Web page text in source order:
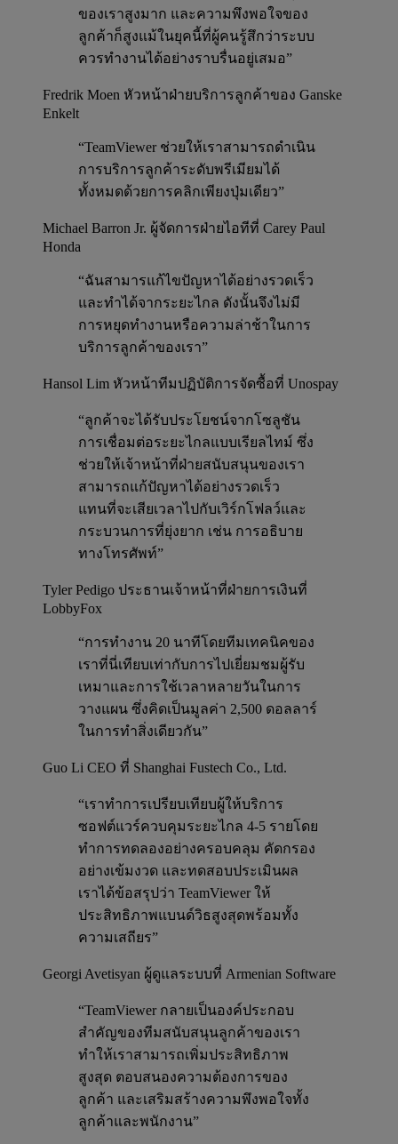
ของเราสูงมาก และความพึงพอใจของ
ลูกค้าก็สูงแม้ในยุคนี้ที่ผู้คนรู้สึกว่าระบบ
ควรทำงานได้อย่างราบรื่นอยู่เสมอ”
Fredrik Moen หัวหน้าฝ่ายบริการลูกค้าของ Ganske
Enkelt
“TeamViewer ช่วยให้เราสามารถดำเนิน
การบริการลูกค้าระดับพรีเมียมได้
ทั้งหมดด้วยการคลิกเพียงปุ่มเดียว”
Michael Barron Jr. ผู้จัดการฝ่ายไอทีที่ Carey Paul
Honda
“ฉันสามารแก้ไขปัญหาได้อย่างรวดเร็ว
และทำได้จากระยะไกล ดังนั้นจึงไม่มี
การหยุดทำงานหรือความล่าช้าในการ
บริการลูกค้าของเรา”
Hansol Lim หัวหน้าทีมปฏิบัติการจัดซื้อที่ Unospay
“ลูกค้าจะได้รับประโยชน์จากโซลูชัน
การเชื่อมต่อระยะไกลแบบเรียลไทม์ ซึ่ง
ช่วยให้เจ้าหน้าที่ฝ่ายสนับสนุนของเรา
สามารถแก้ปัญหาได้อย่างรวดเร็ว
แทนที่จะเสียเวลาไปกับเวิร์กโฟลว์และ
กระบวนการที่ยุ่งยาก เช่น การอธิบาย
ทางโทรศัพท์”
Tyler Pedigo ประธานเจ้าหน้าที่ฝ่ายการเงินที่
LobbyFox
“การทำงาน 20 นาทีโดยทีมเทคนิคของ
เราที่นี่เทียบเท่ากับการไปเยี่ยมชมผู้รับ
เหมาและการใช้เวลาหลายวันในการ
วางแผน ซึ่งคิดเป็นมูลค่า 2,500 ดอลลาร์
ในการทำสิ่งเดียวกัน”
Guo Li CEO ที่ Shanghai Fustech Co., Ltd.
“เราทำการเปรียบเทียบผู้ให้บริการ
ซอฟต์แวร์ควบคุมระยะไกล 4-5 รายโดย
ทำการทดลองอย่างครอบคลุม คัดกรอง
อย่างเข้มงวด และทดสอบประเมินผล
เราได้ข้อสรุปว่า TeamViewer ให้
ประสิทธิภาพแบนด์วิธสูงสุดพร้อมทั้ง
ความเสถียร”
Georgi Avetisyan ผู้ดูแลระบบที่ Armenian Software
“TeamViewer กลายเป็นองค์ประกอบ
สำคัญของทีมสนับสนุนลูกค้าของเรา
ทำให้เราสามารถเพิ่มประสิทธิภาพ
สูงสุด ตอบสนองความต้องการของ
ลูกค้า และเสริมสร้างความพึงพอใจทั้ง
ลูกค้าและพนักงาน”